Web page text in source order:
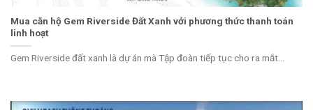
Mua căn hộ Gem Riverside Đất Xanh với phương thức thanh toán
linh hoạt
Gem Riverside đất xanh là dự án mà Tập đoàn tiếp tục cho ra mắt...